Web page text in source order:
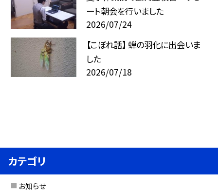
ート朝会を行いました
2026/07/24
【こぼれ話】 蝉の羽化に出会いま
した
2026/07/18
カテゴリ
お知らせ